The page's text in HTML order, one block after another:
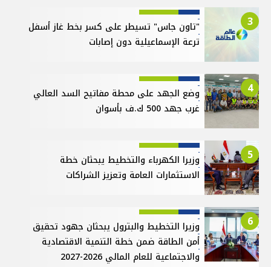
3
"تاون جاس" تسيطر على كسر بخط غاز أسفل
ترعة الإسماعيلية دون إصابات
4
وضع الجهد على محطة مفاتيح السد العالي
غرب جهد 500 ك.ف بأسوان
5
وزيرا الكهرباء والتخطيط يبحثان خطة
الاستثمارات العامة وتعزيز الشراكات
6
وزيرا التخطيط والبترول يبحثان جهود تحقيق
أمن الطاقة ضمن خطة التنمية الاقتصادية
والاجتماعية للعام المالي 2026-2027